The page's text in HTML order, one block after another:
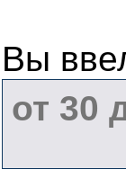
Вы